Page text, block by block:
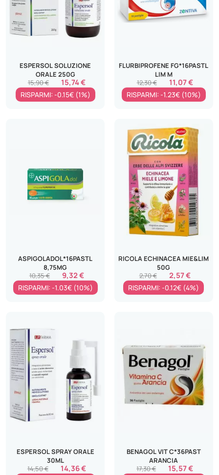
ESPERSOL SOLUZIONE
ORALE 250G
15,74 €
15,90 €
RISPARMI: -0.15€ (1%)
FLURBIPROFENE FG*16PASTL
LIM M
11,07 €
12,30 €
RISPARMI: -1.23€ (10%)
ASPIGOLADOL*16PASTL
8,75MG
9,32 €
10,35 €
RISPARMI: -1.03€ (10%)
RICOLA ECHINACEA MIE&LIM
50G
2,57 €
2,70 €
RISPARMI: -0.12€ (4%)
ESPERSOL SPRAY ORALE
30ML
14,36 €
14,50 €
BENAGOL VIT C*36PAST
ARANCIA
15,57 €
17,30 €